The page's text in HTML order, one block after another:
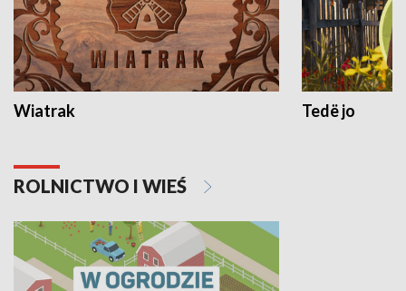
Wiatrak Tedë jo
ROLNICTWO I WIEŚ